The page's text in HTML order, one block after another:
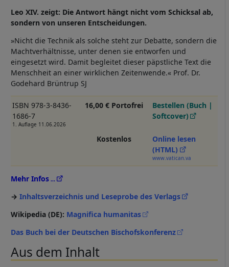
Leo XIV. zeigt: Die Antwort hängt nicht vom Schicksal ab,
sondern von unseren Entscheidungen.
»Nicht die Technik als solche steht zur Debatte, sondern die
Machtverhältnisse, unter denen sie entworfen und
eingesetzt wird. Damit begleitet dieser päpstliche Text die
Menschheit an einer wirklichen Zeitenwende.« Prof. Dr.
Godehard Brüntrup SJ
ISBN 978-3-8436-
1686-7
1. Auflage 11.06.2026
16,00 € Portofrei
Bestellen (Buch |
Softcover)
Kostenlos
Online lesen
(HTML)
www.vatican.va
Mehr Infos
Inhaltsverzeichnis und Leseprobe des Verlags
Wikipedia (DE): Magnifica humanitas
Das Buch bei der Deutschen Bischofskonferenz
Aus dem Inhalt